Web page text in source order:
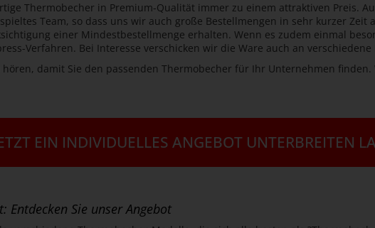
Thermobecher in Premium-Qualität immer zu einem attraktiven Preis.
Team, so dass uns wir auch große Bestellmengen in sehr kurzer Zeit
einer Mindestbestellmenge erhalten. Wenn es zudem einmal
Verfahren. Bei Interesse verschicken wir die Ware auch an verschiedene
damit Sie den passenden Thermobecher für Ihr Unternehmen finden.
EIN INDIVIDUELLES ANGEBOT UNTERBREITEN
Entdecken Sie unser Angebot